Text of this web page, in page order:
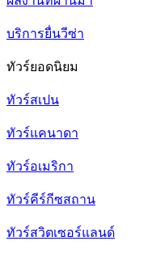
บริการยื่นวีซ่า
ทัวร์ยอดนิยม
ทัวร์สเปน
ทัวร์แคนาดา
ทัวร์อเมริกา
ทัวร์คีร์กีซสถาน
ทัวร์สวิตเซอร์แลนด์